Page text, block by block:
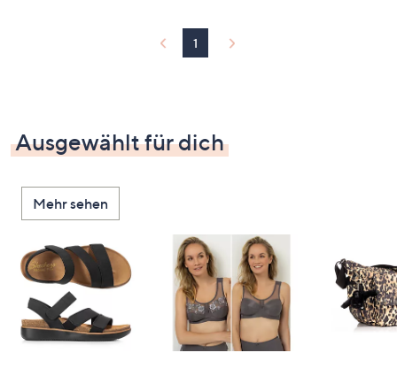
1
Ausgewählt für dich
Mehr sehen